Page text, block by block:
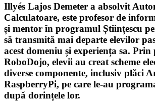
Illyés Lajos Demeter a absolvit
Calculatoare, este profesor de
și mentor în programul Științescu
să transmită mai departe elevilor
acest domeniu și experiența sa. Prin
RoboDojo, elevii au creat scheme
diverse componente, inclusiv plăci
RaspberryPi, pe care le-au
după dorințele lor.